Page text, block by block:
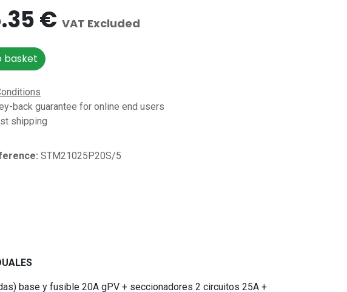
€ VAT Excluded
basket
back guarantee for online end users
shipping
STM21025P20S/5
base y fusible 20A gPV + seccionadores 2 circuitos 25A +